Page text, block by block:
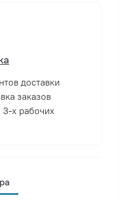
доставки
заказов
3-х рабочих